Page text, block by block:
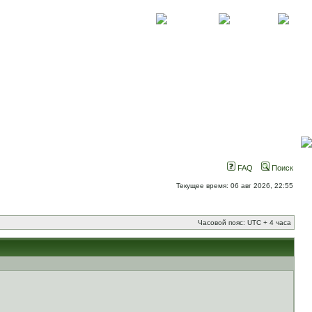
FAQ Поиск
Текущее время: 06 авг 2026, 22:55
Часовой пояс: UTC + 4 часа